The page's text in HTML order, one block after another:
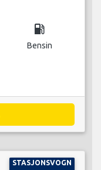
local_gas_station
Bensin
STASJONSVOGN